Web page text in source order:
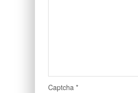
Captcha *